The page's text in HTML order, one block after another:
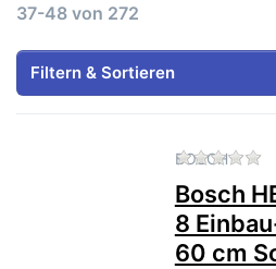
Suchergebnisse:
37-48 von 272
Filtern & Sortieren
BOSCH
Bosch
8
60 cm